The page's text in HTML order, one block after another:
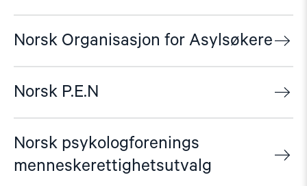
Norsk Organisasjon for Asylsøkere
Norsk P.E.N
Norsk psykologforenings
menneskerettighetsutvalg